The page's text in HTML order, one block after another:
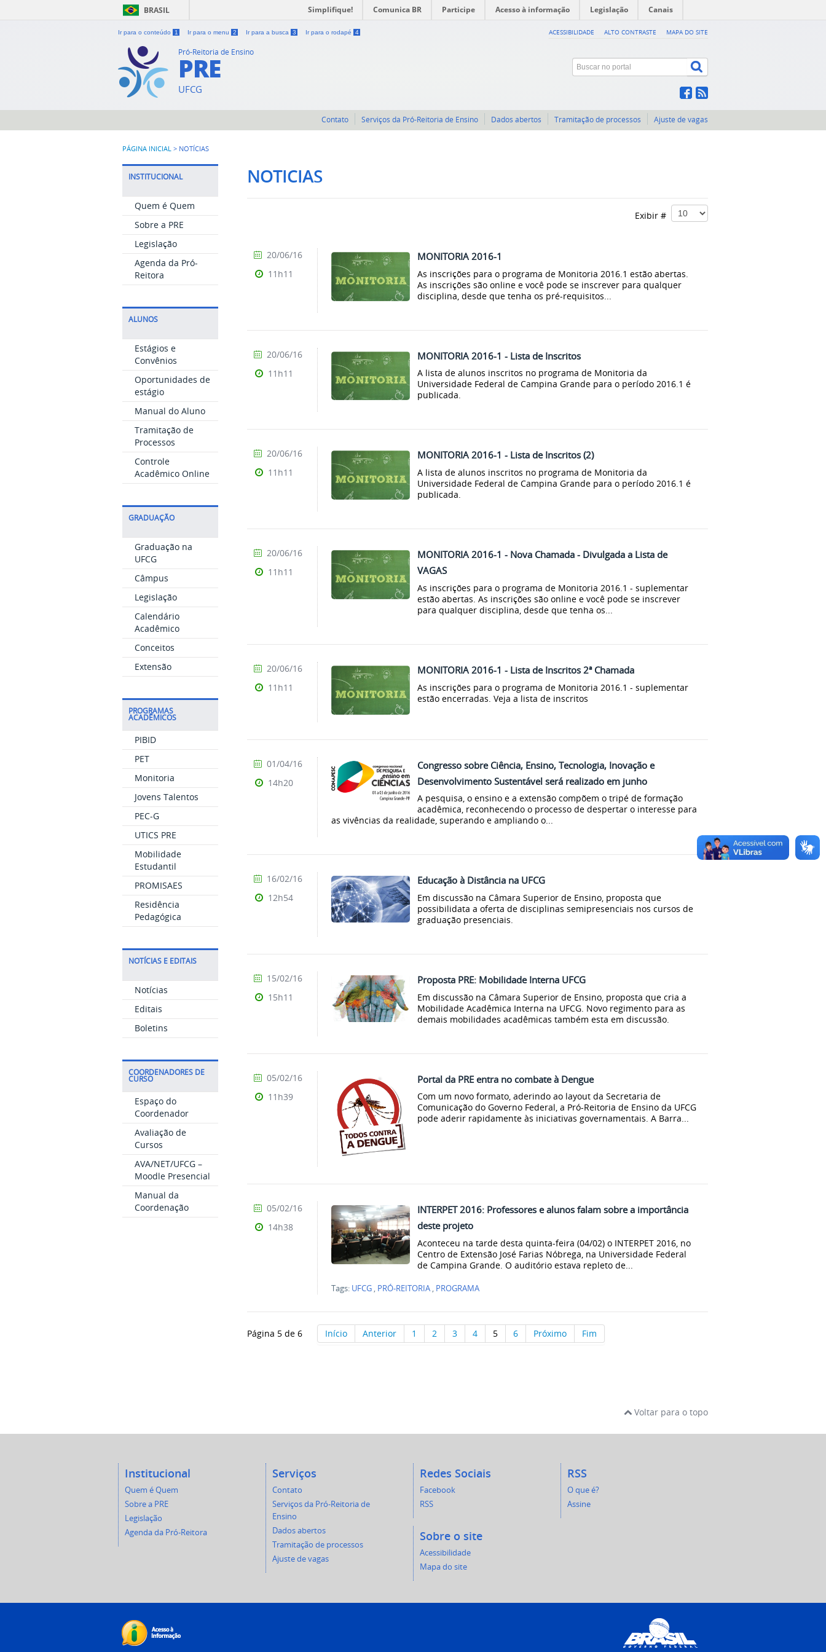
BRASIL Simplifique! Comunica BR Participe Acesso à informação Legislação Canais
Ir para o conteúdo 1 Ir para o menu 2 Ir para a busca 3 Ir para o rodapé 4 ACESSIBILIDADE ALTO CONTRASTE MAPA DO SITE
Pró-Reitoria de Ensino
PRE
UFCG
Contato Serviços da Pró-Reitoria de Ensino Dados abertos Tramitação de processos Ajuste de vagas
PÁGINA INICIAL > NOTÍCIAS
INSTITUCIONAL
Quem é Quem
Sobre a PRE
Legislação
Agenda da Pró-
Reitora
ALUNOS
Estágios e
Convênios
Oportunidades de
estágio
Manual do Aluno
Tramitação de
Processos
Controle
Acadêmico Online
GRADUAÇÃO
Graduação na
UFCG
Câmpus
Legislação
Calendário
Acadêmico
Conceitos
Extensão
PROGRAMAS
ACADÊMICOS
PIBID
PET
Monitoria
Jovens Talentos
PEC-G
UTICS PRE
Mobilidade
Estudantil
PROMISAES
Residência
Pedagógica
NOTÍCIAS E EDITAIS
Notícias
Editais
Boletins
COORDENADORES DE
CURSO
Espaço do
Coordenador
Avaliação de
Cursos
AVA/NET/UFCG –
Moodle Presencial
Manual da
Coordenação
NOTICIAS
Exibir #
MONITORIA 2016-1
As inscrições para o programa de Monitoria 2016.1 estão abertas.
As inscrições são online e você pode se inscrever para qualquer
disciplina, desde que tenha os pré-requisitos...
20/06/16
11h11
MONITORIA 2016-1 - Lista de Inscritos
A lista de alunos inscritos no programa de Monitoria da
Universidade Federal de Campina Grande para o período 2016.1 é
publicada.
20/06/16
11h11
MONITORIA 2016-1 - Lista de Inscritos (2)
A lista de alunos inscritos no programa de Monitoria da
Universidade Federal de Campina Grande para o período 2016.1 é
publicada.
20/06/16
11h11
MONITORIA 2016-1 - Nova Chamada - Divulgada a Lista de
VAGAS
As inscrições para o programa de Monitoria 2016.1 - suplementar
estão abertas. As inscrições são online e você pode se inscrever
para qualquer disciplina, desde que tenha os...
20/06/16
11h11
MONITORIA 2016-1 - Lista de Inscritos 2ª Chamada
As inscrições para o programa de Monitoria 2016.1 - suplementar
estão encerradas. Veja a lista de inscritos
20/06/16
11h11
Congresso sobre Ciência, Ensino, Tecnologia, Inovação e
Desenvolvimento Sustentável será realizado em junho
A pesquisa, o ensino e a extensão compõem o tripé de formação
acadêmica, reconhecendo o processo de despertar o interesse para
as vivências da realidade, superando e ampliando o...
01/04/16
14h20
Educação à Distância na UFCG
Em discussão na Câmara Superior de Ensino, proposta que
possibilidata a oferta de disciplinas semipresenciais nos cursos de
graduação presenciais.
16/02/16
12h54
Proposta PRE: Mobilidade Interna UFCG
Em discussão na Câmara Superior de Ensino, proposta que cria a
Mobilidade Acadêmica Interna na UFCG. Novo regimento para as
demais mobilidades acadêmicas também esta em discussão.
15/02/16
15h11
Portal da PRE entra no combate à Dengue
Com um novo formato, aderindo ao layout da Secretaria de
Comunicação do Governo Federal, a Pró-Reitoria de Ensino da UFCG
pode aderir rapidamente às iniciativas governamentais. A Barra...
05/02/16
11h39
INTERPET 2016: Professores e alunos falam sobre a importância
deste projeto
Aconteceu na tarde desta quinta-feira (04/02) o INTERPET 2016, no
Centro de Extensão José Farias Nóbrega, na Universidade Federal
de Campina Grande. O auditório estava repleto de...
Tags: UFCG , PRÓ-REITORIA , PROGRAMA
05/02/16
14h38
Página 5 de 6 Início Anterior 1 2 3 4 5 6 Próximo Fim
Voltar para o topo
Institucional
Quem é Quem
Sobre a PRE
Legislação
Agenda da Pró-Reitora
Serviços
Contato
Serviços da Pró-Reitoria de
Ensino
Dados abertos
Tramitação de processos
Ajuste de vagas
Redes Sociais
Facebook
RSS
RSS
O que é?
Assine
Sobre o site
Acessibilidade
Mapa do site